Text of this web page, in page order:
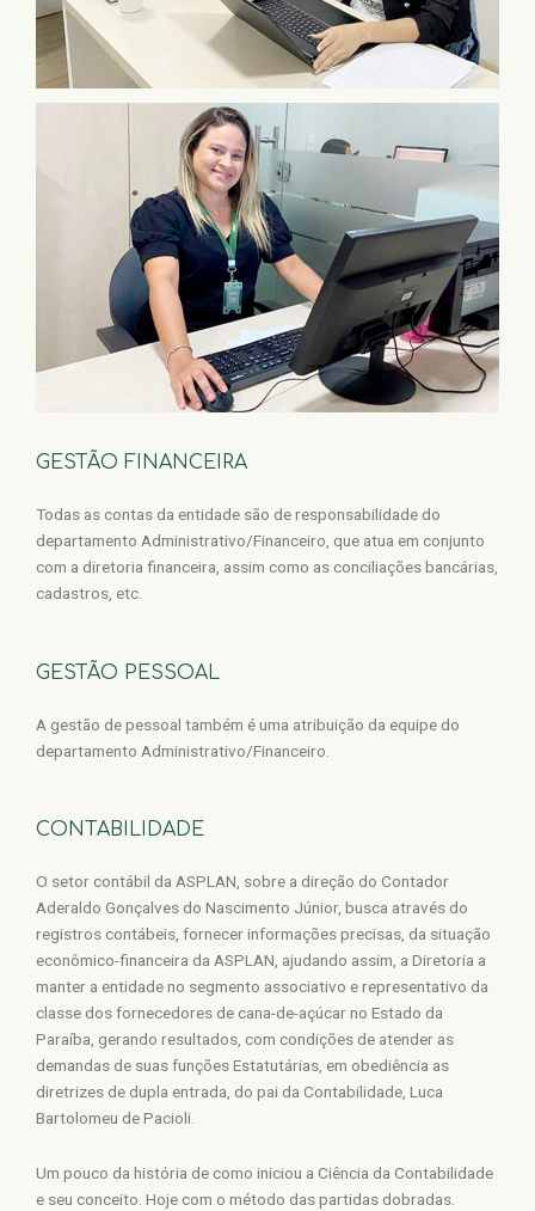
GESTÃO FINANCEIRA
Todas as contas da entidade são de responsabilidade do
departamento Administrativo/Financeiro, que atua em conjunto
com a diretoria financeira, assim como as conciliações bancárias,
cadastros, etc.
GESTÃO PESSOAL
A gestão de pessoal também é uma atribuição da equipe do
departamento Administrativo/Financeiro.
CONTABILIDADE
O setor contábil da ASPLAN, sobre a direção do Contador
Aderaldo Gonçalves do Nascimento Júnior, busca através do
registros contábeis, fornecer informações precisas, da situação
econômico-financeira da ASPLAN, ajudando assim, a Diretoria a
manter a entidade no segmento associativo e representativo da
classe dos fornecedores de cana-de-açúcar no Estado da
Paraíba, gerando resultados, com condições de atender as
demandas de suas funções Estatutárias, em obediência as
diretrizes de dupla entrada, do pai da Contabilidade, Luca
Bartolomeu de Pacioli.
Um pouco da história de como iniciou a Ciência da Contabilidade
e seu conceito. Hoje com o método das partidas dobradas.